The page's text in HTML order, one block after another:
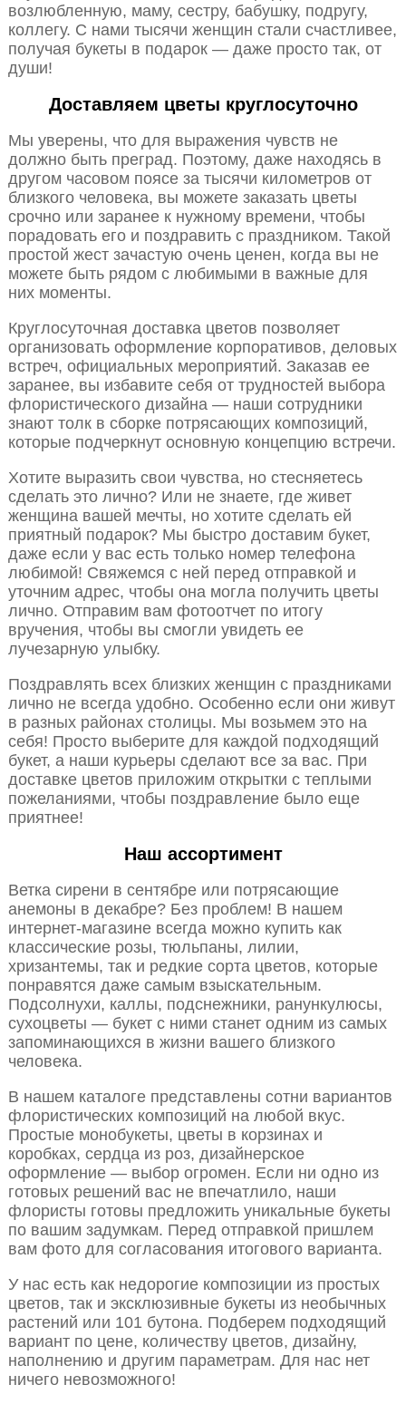
возлюбленную, маму, сестру, бабушку, подругу,
коллегу. С нами тысячи женщин стали счастливее,
получая букеты в подарок — даже просто так, от
души!
Доставляем цветы круглосуточно
Мы уверены, что для выражения чувств не
должно быть преград. Поэтому, даже находясь в
другом часовом поясе за тысячи километров от
близкого человека, вы можете заказать цветы
срочно или заранее к нужному времени, чтобы
порадовать его и поздравить с праздником. Такой
простой жест зачастую очень ценен, когда вы не
можете быть рядом с любимыми в важные для
них моменты.
Круглосуточная доставка цветов позволяет
организовать оформление корпоративов, деловых
встреч, официальных мероприятий. Заказав ее
заранее, вы избавите себя от трудностей выбора
флористического дизайна — наши сотрудники
знают толк в сборке потрясающих композиций,
которые подчеркнут основную концепцию встречи.
Хотите выразить свои чувства, но стесняетесь
сделать это лично? Или не знаете, где живет
женщина вашей мечты, но хотите сделать ей
приятный подарок? Мы быстро доставим букет,
даже если у вас есть только номер телефона
любимой! Свяжемся с ней перед отправкой и
уточним адрес, чтобы она могла получить цветы
лично. Отправим вам фотоотчет по итогу
вручения, чтобы вы смогли увидеть ее
лучезарную улыбку.
Поздравлять всех близких женщин с праздниками
лично не всегда удобно. Особенно если они живут
в разных районах столицы. Мы возьмем это на
себя! Просто выберите для каждой подходящий
букет, а наши курьеры сделают все за вас. При
доставке цветов приложим открытки с теплыми
пожеланиями, чтобы поздравление было еще
приятнее!
Наш ассортимент
Ветка сирени в сентябре или потрясающие
анемоны в декабре? Без проблем! В нашем
интернет-магазине всегда можно купить как
классические розы, тюльпаны, лилии,
хризантемы, так и редкие сорта цветов, которые
понравятся даже самым взыскательным.
Подсолнухи, каллы, подснежники, ранункулюсы,
сухоцветы — букет с ними станет одним из самых
запоминающихся в жизни вашего близкого
человека.
В нашем каталоге представлены сотни вариантов
флористических композиций на любой вкус.
Простые монобукеты, цветы в корзинах и
коробках, сердца из роз, дизайнерское
оформление — выбор огромен. Если ни одно из
готовых решений вас не впечатлило, наши
флористы готовы предложить уникальные букеты
по вашим задумкам. Перед отправкой пришлем
вам фото для согласования итогового варианта.
У нас есть как недорогие композиции из простых
цветов, так и эксклюзивные букеты из необычных
растений или 101 бутона. Подберем подходящий
вариант по цене, количеству цветов, дизайну,
наполнению и другим параметрам. Для нас нет
ничего невозможного!